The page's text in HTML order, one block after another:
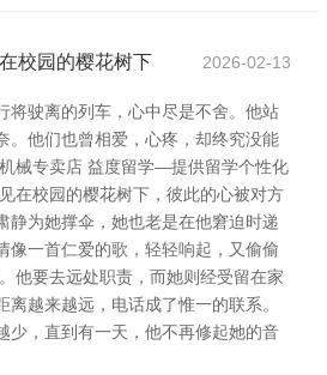
校园的樱花树下 2026-02-13
将驶离的列车，心中尽是不舍。他站
。他们也曾相爱，心疼，却终究没能
械专卖店 益度留学—提供留学个性化
在校园的樱花树下，彼此的心被对方
静为她撑伞，她也老是在他窘迫时递
像一首仁爱的歌，轻轻响起，又偷偷
他要去远处职责，而她则经受留在家
离越来越远，电话成了惟一的联系。
少，直到有一天，他不再修起她的音